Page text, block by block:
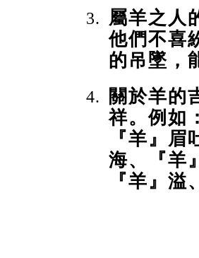
屬羊之人
他們不喜
的吊墜，
關於羊的
祥。例如
『羊』
海、『羊
『羊』